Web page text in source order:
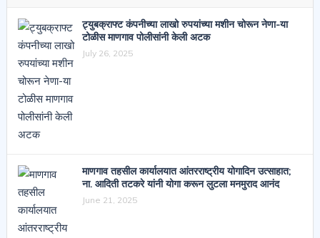
ट्युबक्राफ्ट कंपनीच्या लाखो रुपयांच्या मशीन चोरून नेणा-या
टोळीस माणगाव पोलीसांनी केली अटक
July 26, 2025
माणगाव तहसील कार्यालयात आंतरराष्ट्रीय योगादिन उत्साहात;
ना. आदिती तटकरे यांनी योगा करून लुटला मनमुराद आनंद
June 21, 2025